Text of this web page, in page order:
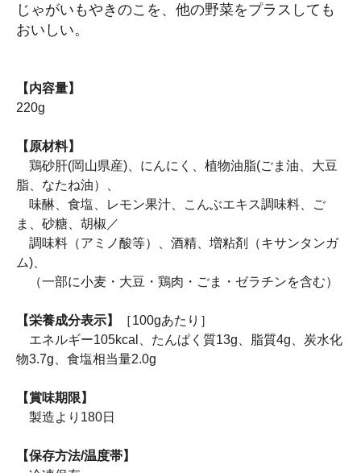
じゃがいもやきのこを、他の野菜をプラスしても
おいしい。
【内容量】
220g
【原材料】
鶏砂肝(岡山県産)、にんにく、植物油脂(ごま油、大豆
脂、なたね油）、
味醂、食塩、レモン果汁、こんぶエキス調味料、ご
ま、砂糖、胡椒／
調味料（アミノ酸等）、酒精、増粘剤（キサンタンガ
ム)、
（一部に小麦・大豆・鶏肉・ごま・ゼラチンを含む）
【栄養成分表示】
［100gあたり］
エネルギー105kcal、たんぱく質13g、脂質4g、炭水化
物3.7g、食塩相当量2.0g
【賞味期限】
製造より180日
【保存方法/温度帯】